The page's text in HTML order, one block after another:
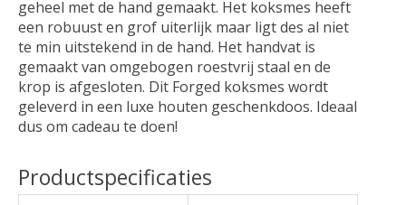
geheel met de hand gemaakt. Het koksmes heeft
een robuust en grof uiterlijk maar ligt des al niet
te min uitstekend in de hand. Het handvat is
gemaakt van omgebogen roestvrij staal en de
krop is afgesloten. Dit Forged koksmes wordt
geleverd in een luxe houten geschenkdoos. Ideaal
dus om cadeau te doen!
Productspecificaties